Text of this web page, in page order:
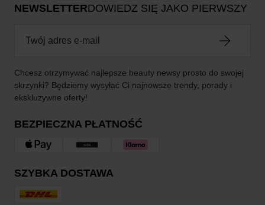
NEWSLETTERDOWIEDZ SIĘ JAKO PIERWSZY
Chcesz otrzymywać najlepsze beauty newsy prosto do swojej
skrzynki? Będziemy wysyłać Ci najnowsze trendy, porady i
ekskluzywne oferty!
BEZPIECZNA PŁATNOŚĆ
SZYBKA DOSTAWA